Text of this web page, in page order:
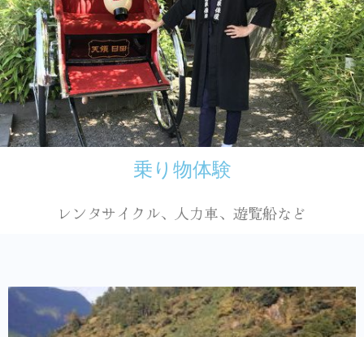
乗り物体験
レンタサイクル、人力車、遊覧船など